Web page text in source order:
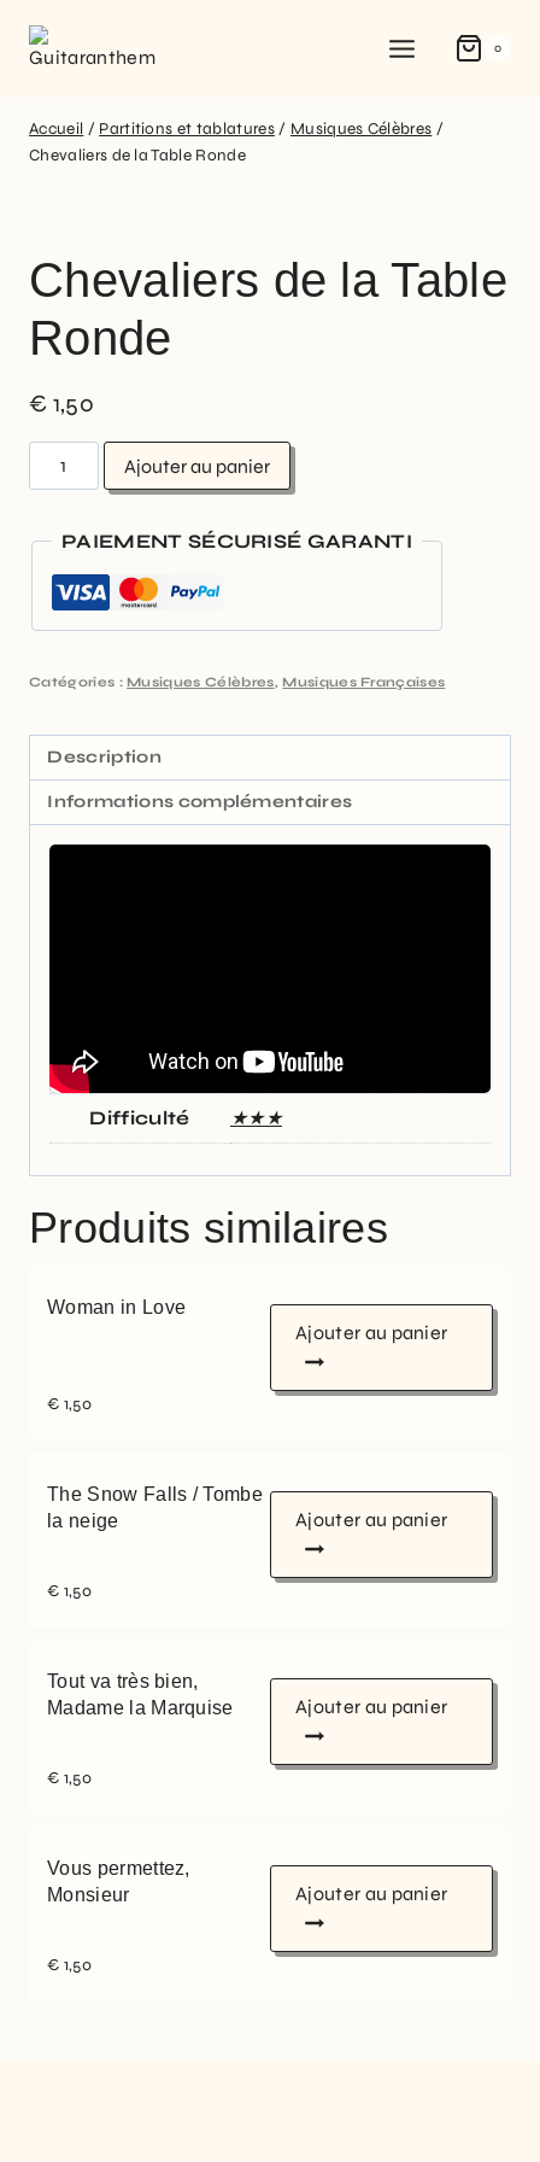
0
Accueil / Partitions et tablatures / Musiques Célèbres /
Chevaliers de la Table Ronde
Chevaliers de la Table
Ronde
€ 1,50
Ajouter au panier
PAIEMENT SÉCURISÉ GARANTI
Catégories : Musiques Célèbres, Musiques Françaises
Description
Informations complémentaires
Difficulté ★★★
Produits similaires
Woman in Love
€ 1,50
Ajouter au panier
The Snow Falls / Tombe
la neige
€ 1,50
Ajouter au panier
Tout va très bien,
Madame la Marquise
€ 1,50
Ajouter au panier
Vous permettez,
Monsieur
€ 1,50
Ajouter au panier